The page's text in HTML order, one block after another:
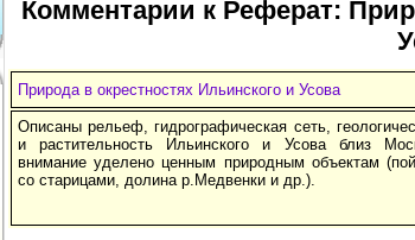
Комментарии к Реферат:
Природа в окрестностях Ильинского и Усова
Описаны рельеф, гидрографическая сеть,
и растительность Ильинского и Усова близ
внимание уделено ценным природным объектам
со старицами, долина р.Медвенки и др.).